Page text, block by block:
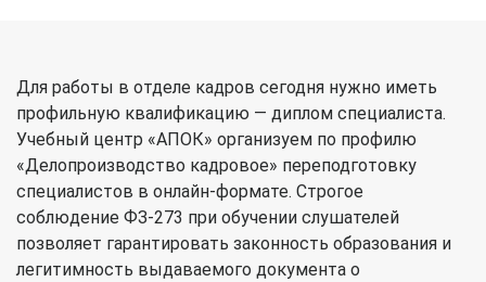
Для работы в отделе кадров сегодня нужно иметь
профильную квалификацию — диплом специалиста.
Учебный центр «АПОК» организуем по профилю
«Делопроизводство кадровое» переподготовку
специалистов в онлайн-формате. Строгое
соблюдение ФЗ-273 при обучении слушателей
позволяет гарантировать законность образования и
легитимность выдаваемого документа о